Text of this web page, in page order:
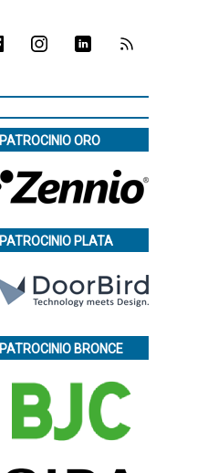
PATROCINIO ORO
PATROCINIO PLATA
PATROCINIO BRONCE